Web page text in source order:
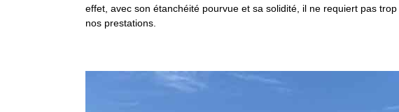
effet, avec son étanchéité pourvue et sa solidité, il ne requiert pas
nos prestations.